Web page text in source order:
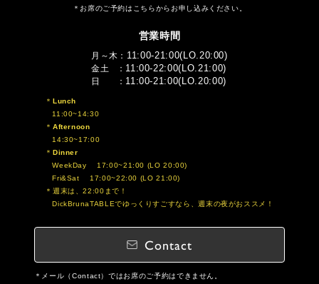
お席のご予約はこちらからお申し込みください。
営業時間
月～木 11:00-21:00(LO.20:00)
金土 11:00-22:00(LO.21:00)
日 11:00-21:00(LO.20:00)
Lunch
11:00~14:30
Afternoon
14:30~17:00
Dinner
WeekDay 17:00~21:00 (LO 20:00)
Fri&Sat 17:00~22:00 (LO 21:00)
週末は、22:00まで！
DickBrunaTABLEでゆっくりすごすなら、週末の夜がおススメ！
Contact
メール（Contact）ではお席のご予約はできません。